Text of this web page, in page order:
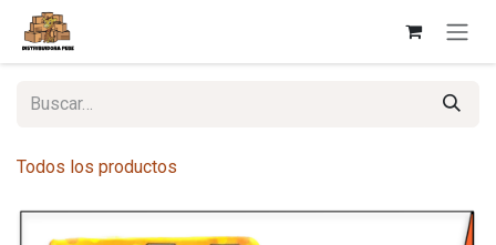
Ir al contenido
Todos los productos